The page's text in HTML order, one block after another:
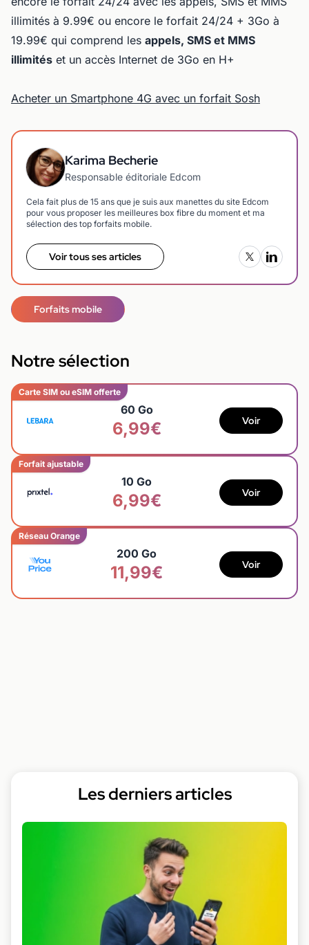
illimités à 9.99€ ou encore le forfait 24/24 + 3Go à
19.99€ qui comprend les appels, SMS et MMS
illimités et un accès Internet de 3Go en H+
Acheter un Smartphone 4G avec un forfait Sosh
Karima Becherie
Responsable éditoriale Edcom
Cela fait plus de 15 ans que je suis aux manettes du site Edcom
pour vous proposer les meilleures box fibre du moment et ma
sélection des top forfaits mobile.
Voir tous ses articles
Forfaits mobile
Notre sélection
Carte SIM ou eSIM offerte
60 Go
6,99€ Voir
Forfait ajustable
10 Go
6,99€ Voir
Réseau Orange
200 Go
11,99€ Voir
Les derniers articles